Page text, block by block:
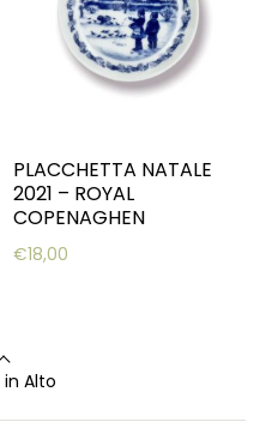
is: €65,00.
PLACCHETTA NATALE
2021 – ROYAL
COPENAGHEN
€18,00
Alto